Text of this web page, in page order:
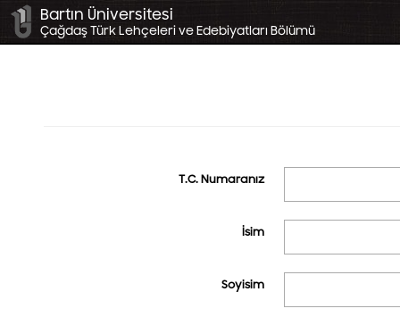
Bartın Üniversitesi
Çağdaş Türk Lehçeleri ve Edebiyatları Bölümü
T.C. Numaranız
İsim
Soyisim